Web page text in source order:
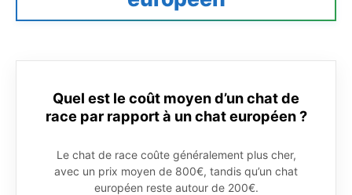
Quel est le coût moyen d’un chat de
race par rapport à un chat européen ?
Le chat de race coûte généralement plus cher,
avec un prix moyen de 800€, tandis qu’un chat
européen reste autour de 200€.